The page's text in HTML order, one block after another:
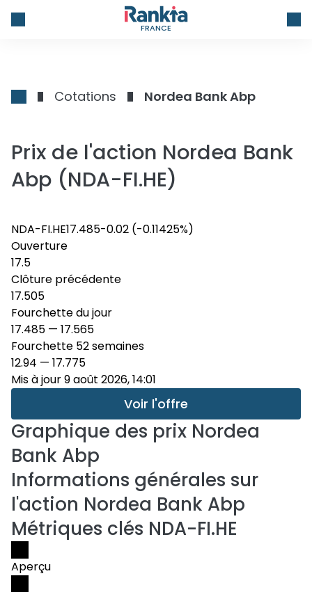
FRANCE
Cotations Nordea Bank Abp
Prix de l'action Nordea Bank
Abp (NDA-FI.HE)
NDA-FI.HE17.485-0.02 (-0.11425%)
Ouverture
17.5
Clôture précédente
17.505
Fourchette du jour
17.485 — 17.565
Fourchette 52 semaines
12.94 — 17.775
Mis à jour 9 août 2026, 14:01
Voir l'offre
Graphique des prix Nordea
Bank Abp
Informations générales sur
l'action Nordea Bank Abp
Métriques clés NDA-FI.HE
Aperçu